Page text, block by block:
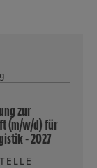
zur
(m/w/d) für
- 2027